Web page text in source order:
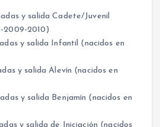
y salida Cadete/Juvenil
2009-2010)
y salida Infantil (nacidos en
y salida Alevín (nacidos en
y salida Benjamín (nacidos en
y salida de Iniciación (nacidos